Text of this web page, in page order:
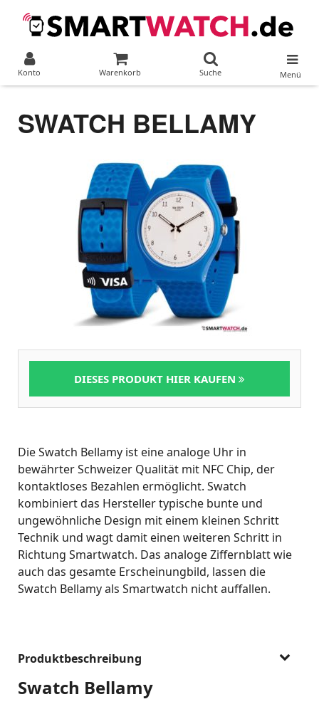
Konto Warenkorb Suche Menü
SWATCH BELLAMY
DIESES PRODUKT HIER KAUFEN
Die Swatch Bellamy ist eine analoge Uhr in
bewährter Schweizer Qualität mit NFC Chip, der
kontaktloses Bezahlen ermöglicht. Swatch
kombiniert das Hersteller typische bunte und
ungewöhnliche Design mit einem kleinen Schritt
Technik und wagt damit einen weiteren Schritt in
Richtung Smartwatch. Das analoge Ziffernblatt wie
auch das gesamte Erscheinungbild, lassen die
Swatch Bellamy als Smartwatch nicht auffallen.
Produktbeschreibung
Swatch Bellamy